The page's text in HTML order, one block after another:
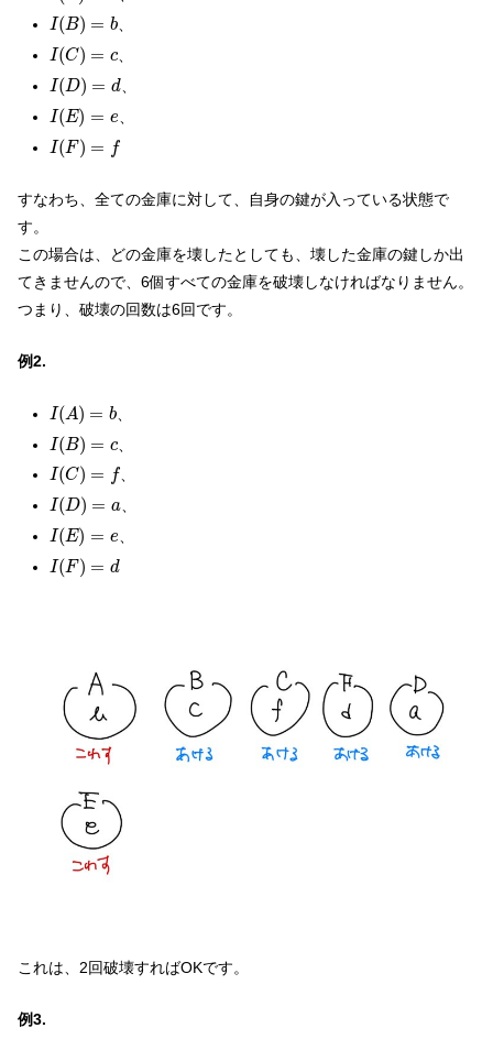
I(B) = b
I(B)=
、
I(C) = c
I(C)=
、
I(D) = d
I(D)=
I(E) = e
I(E)=
I(F) = f
I(F)=
すなわち、全ての金庫に対して、自身の鍵が入っている状態で
す。
この場合は、どの金庫を壊したとしても、壊した金庫の鍵しか出
てきませんので、6個すべての金庫を破壊しなければなりません。
つまり、破壊の回数は6回です。
例2.
I(A) = b
I(A)=
I(B) = c
I(B)=
I(C) = f
I(C)=
、
I(D) = a
I(D)=
I(E) = e
I(E)=
I(F) = d
I(F)=
これは、2回破壊すればOKです。
例3.